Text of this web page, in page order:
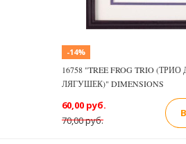
-14%
16758 "TREE FROG TRIO
ЛЯГУШЕК)" DIMENSIONS
70,00 руб.
60,00 руб.